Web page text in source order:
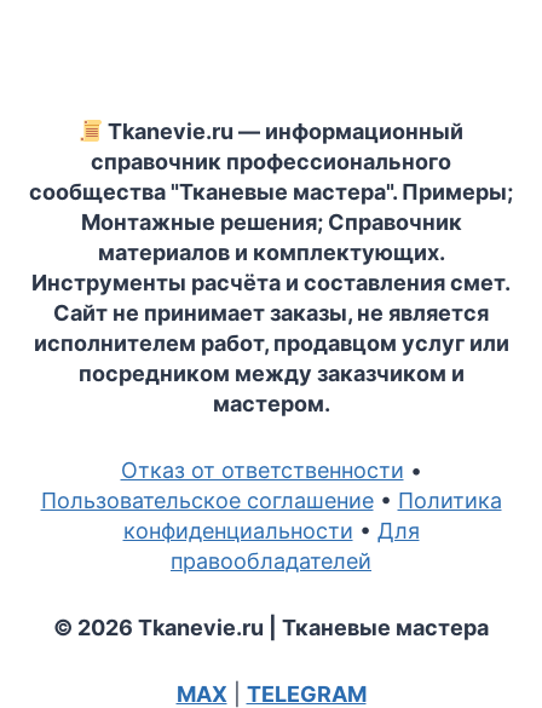
Tkanevie.ru — информационный
справочник профессионального
сообщества "Тканевые мастера". Примеры;
Монтажные решения; Справочник
материалов и комплектующих.
Инструменты расчёта и составления смет.
Сайт не принимает заказы, не является
исполнителем работ, продавцом услуг или
посредником между заказчиком и
мастером.
Отказ от ответственности •
Пользовательское соглашение• Политика
конфиденциальности • Для
правообладателей
© 2026 Tkanevie.ru | Тканевые мастера
MAX TELEGRAM